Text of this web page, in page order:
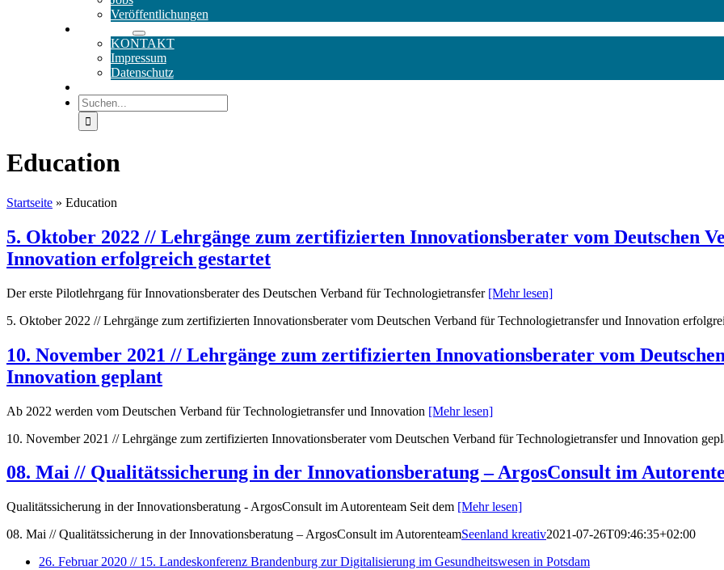
Veröffentlichungen
KONTAKT
Impressum
Datenschutz
Suche
nach:
Education
Startseite » Education
5. Oktober 2022 // Lehrgänge zum zertifizierten Innovationsberater vom Deutschen
Innovation erfolgreich gestartet
Der erste Pilotlehrgang für Innovationsberater des Deutschen Verband für Technologietransfer [Mehr lesen]
5. Oktober 2022 // Lehrgänge zum zertifizierten Innovationsberater vom Deutschen Verband für Technologietransfer und Innovation
10. November 2021 // Lehrgänge zum zertifizierten Innovationsberater vom
Innovation geplant
Ab 2022 werden vom Deutschen Verband für Technologietransfer und Innovation [Mehr lesen]
10. November 2021 // Lehrgänge zum zertifizierten Innovationsberater vom Deutschen Verband für Technologietransfer und Innovation
08. Mai // Qualitätssicherung in der Innovationsberatung – ArgosConsult im
Qualitätssicherung in der Innovationsberatung - ArgosConsult im Autorenteam Seit dem [Mehr lesen]
08. Mai // Qualitätssicherung in der Innovationsberatung – ArgosConsult im AutorenteamSeenland kreativ2021-07-26T09:46:35+02:00
26. Februar 2020 // 15. Landeskonferenz Brandenburg zur Digitalisierung im Gesundheitswesen in Potsdam